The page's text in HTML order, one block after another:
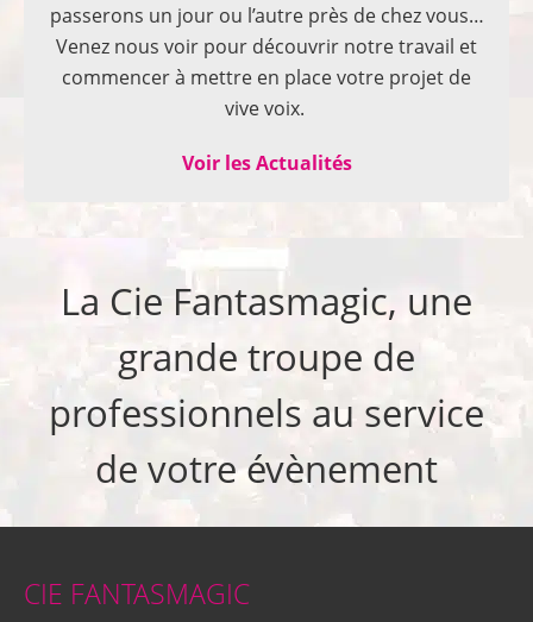
passerons un jour ou l’autre près de chez vous…
Venez nous voir pour découvrir notre travail et
commencer à mettre en place votre projet de
vive voix.
Voir les Actualités
La Cie Fantasmagic, une
grande troupe de
professionnels au service
de votre évènement
CIE FANTASMAGIC